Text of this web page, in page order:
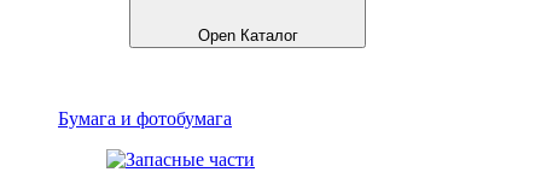
Open Каталог
Бумага и фотобумага